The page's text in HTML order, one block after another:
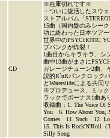
CD
※在庫切れです※
・ついに復活したスウ
ストアルバム「
15曲（国内盤のみシー
功に終わった日本ツア
世界中のPSYCHOTIC
プパンクが炸裂！
1曲目からキラキラ、シ
曲中13曲がまさに
ガレージチューン2曲、
説的R`nRパンクロック
とWaterslideによる共同
※プロデュース、ミック
ラックでボーナス1曲あ
収録曲：1. The Voice
You 6. How About You,
Comes 11. Suck 12.
15. This Is Rock'N'Roll
Silly Song